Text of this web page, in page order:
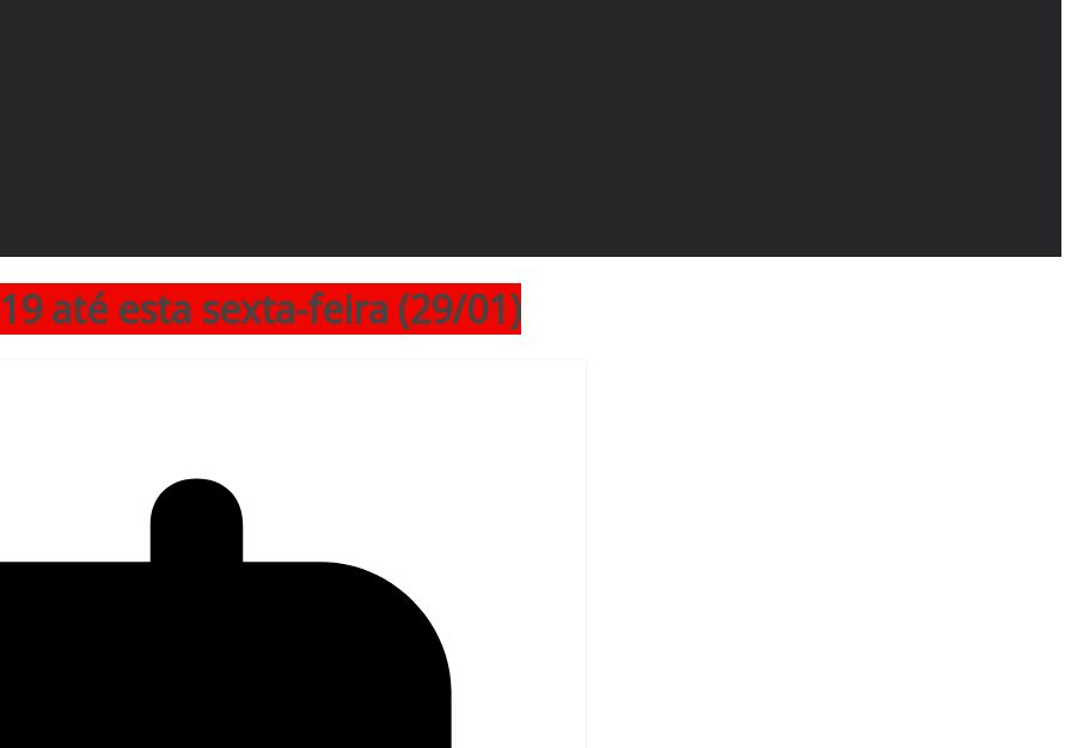
até esta sexta-feira (29/01)